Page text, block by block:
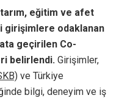
eğitim ve afet
girişimlere odaklanan
geçirilen Co-
belirlendi. Girişimler,
ve Türkiye
bilgi, deneyim ve iş